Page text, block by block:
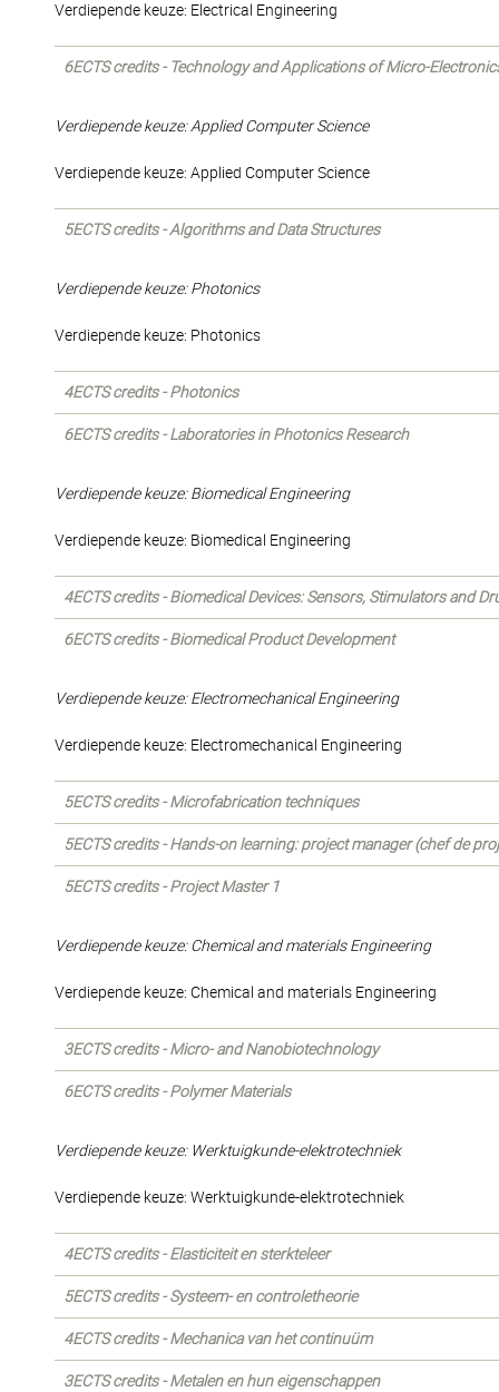
Verdiepende keuze: Electrical Engineering
6ECTS credits - Technology and Applications of Micro-
Verdiepende keuze: Applied Computer Science
Verdiepende keuze: Applied Computer Science
5ECTS credits - Algorithms and Data Structures
Verdiepende keuze: Photonics
Verdiepende keuze: Photonics
4ECTS credits - Photonics
6ECTS credits - Laboratories in Photonics Research
Verdiepende keuze: Biomedical Engineering
Verdiepende keuze: Biomedical Engineering
4ECTS credits - Biomedical Devices: Sensors, Stimulators and
6ECTS credits - Biomedical Product Development
Verdiepende keuze: Electromechanical Engineering
Verdiepende keuze: Electromechanical Engineering
5ECTS credits - Microfabrication techniques
5ECTS credits - Hands-on learning: project manager (chef de
5ECTS credits - Project Master 1
Verdiepende keuze: Chemical and materials Engineering
Verdiepende keuze: Chemical and materials Engineering
3ECTS credits - Micro- and Nanobiotechnology
6ECTS credits - Polymer Materials
Verdiepende keuze: Werktuigkunde-elektrotechniek
Verdiepende keuze: Werktuigkunde-elektrotechniek
4ECTS credits - Elasticiteit en sterkteleer
5ECTS credits - Systeem- en controletheorie
4ECTS credits - Mechanica van het continuüm
3ECTS credits - Metalen en hun eigenschappen